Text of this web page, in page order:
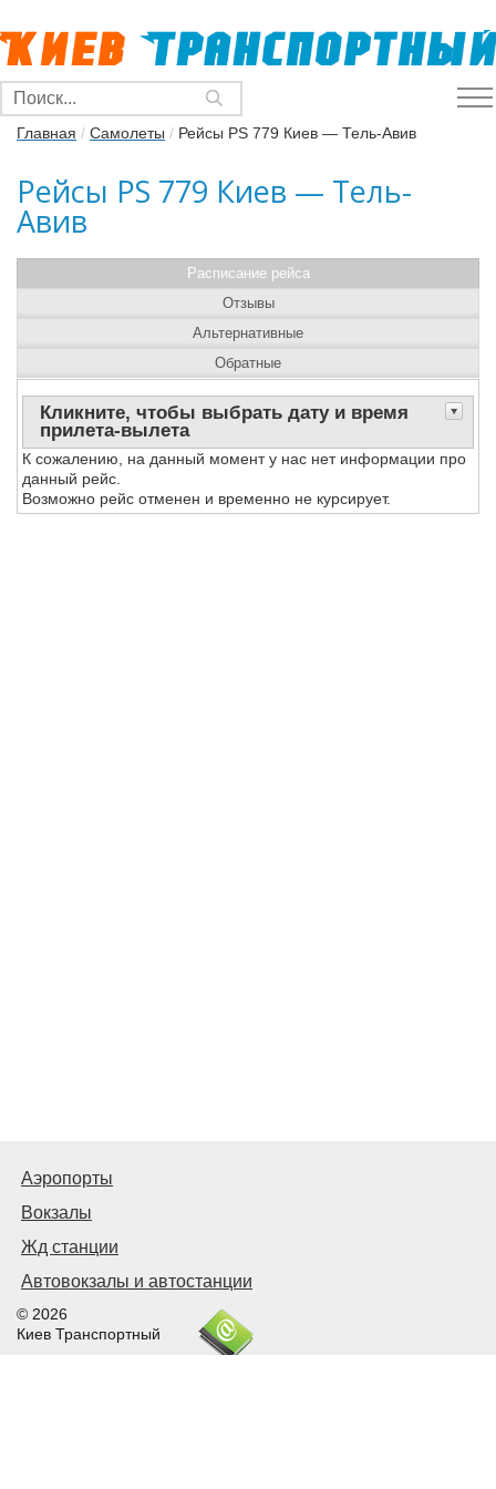
Главная / Самолеты / Рейсы PS 779 Киев — Тель-Авив
Рейсы PS 779 Киев — Тель-
Авив
Расписание рейса
Кликните, чтобы выбрать дату и время
прилета-вылета
К сожалению, на данный момент у нас нет информации про
данный рейс.
Возможно рейс отменен и временно не курсирует.
Отзывы
Альтернативные
Обратные
Аэропорты
Вокзалы
Жд станции
Автовокзалы и автостанции
© 2026
Киев Транспортный